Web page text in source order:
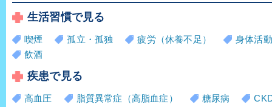
生活習慣で見る
喫煙 孤立・孤独 疲労（休養不足）
身体活
飲酒
疾患で見る
高血圧 脂質異常症（高脂血症） 糖尿病